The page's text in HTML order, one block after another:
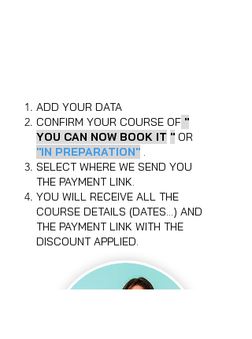
ADD YOUR DATA
CONFIRM YOUR COURSE OF "
YOU CAN NOW BOOK IT " OR
"IN PREPARATION" .
SELECT WHERE WE SEND YOU
THE PAYMENT LINK.
YOU WILL RECEIVE ALL THE
COURSE DETAILS (DATES...) AND
THE PAYMENT LINK WITH THE
DISCOUNT APPLIED.